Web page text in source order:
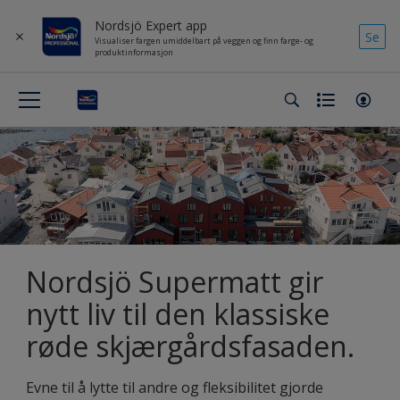
Nordsjö Expert app
Visualiser fargen umiddelbart på veggen og finn farge- og
produktinformasjon
Se
Nordsjö Supermatt gir
nytt liv til den klassiske
røde skjærgårdsfasaden.
Evne til å lytte til andre og fleksibilitet gjorde